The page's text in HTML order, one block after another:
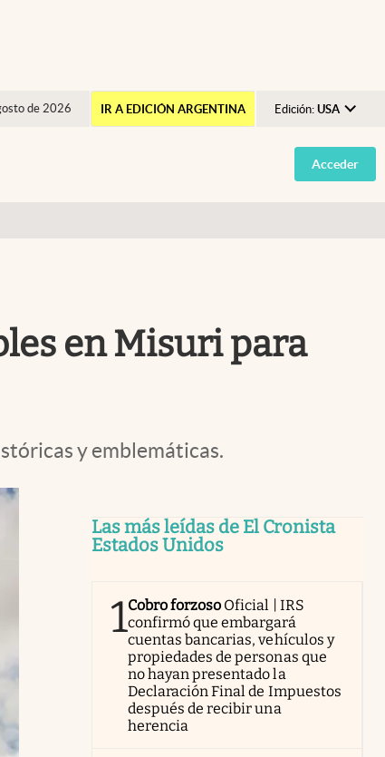
de 2026 IR A EDICIÓN ARGENTINA Edición: USA
Argentina
España
Acceder
en Misuri para
y emblemáticas.
Las más leídas de El Cronista
Estados Unidos
1Cobro forzoso Oficial | IRS
confirmó que embargará
cuentas bancarias, vehículos y
propiedades de personas que
no hayan presentado la
Declaración Final de Impuestos
después de recibir una
herencia